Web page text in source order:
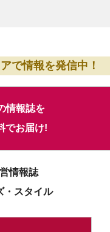
で情報を発信中！
情報誌を
でお届け!
情報誌
・スタイル